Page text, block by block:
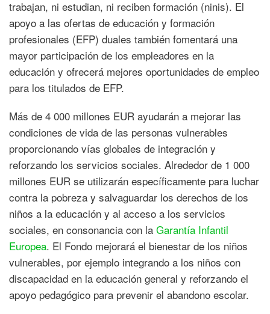
trabajan, ni estudian, ni reciben formación (ninis). El
apoyo a las ofertas de educación y formación
profesionales (EFP) duales también fomentará una
mayor participación de los empleadores en la
educación y ofrecerá mejores oportunidades de empleo
para los titulados de EFP.
Más de 4 000 millones EUR ayudarán a mejorar las
condiciones de vida de las personas vulnerables
proporcionando vías globales de integración y
reforzando los servicios sociales. Alrededor de 1 000
millones EUR se utilizarán específicamente para luchar
contra la pobreza y salvaguardar los derechos de los
niños a la educación y al acceso a los servicios
sociales, en consonancia con la Garantía Infantil
Europea. El Fondo mejorará el bienestar de los niños
vulnerables, por ejemplo integrando a los niños con
discapacidad en la educación general y reforzando el
apoyo pedagógico para prevenir el abandono escolar.